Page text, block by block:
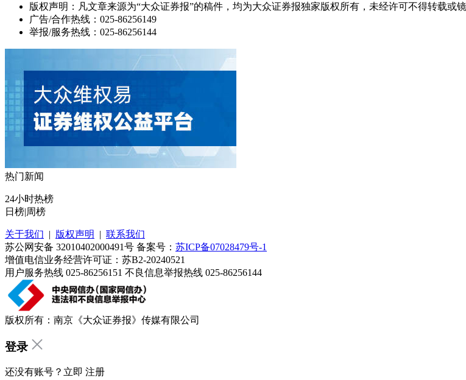
版权声明：凡文章来源为“大众证券报”的稿件，均为大众证券报独家版权所有，未经许可不得转载或
广告/合作热线：025-86256149
举报/服务热线：025-86256144
热门新闻
24小时热榜
日榜|周榜
关于我们 | 版权声明 | 联系我们
苏公网安备 32010402000491号 备案号： 苏ICP备07028479号-1
增值电信业务经营许可证：苏B2-20240521
用户服务热线 025-86256151 不良信息举报热线 025-86256144
版权所有：南京《大众证券报》传媒有限公司
登录
还没有账号？立即 注册